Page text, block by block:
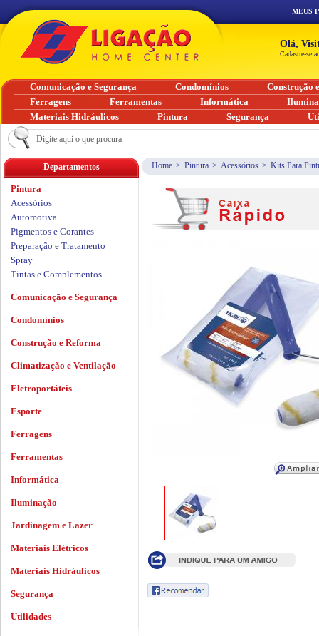
Home > Pintura > Acessórios > Kits Para
Departamentos
Pintura
Acessórios
Automotiva
Pigmentos e Corantes
Preparação e Tratamento
Spray
Tintas e Complementos
Comunicação e Segurança
Condomínios
Construção e Reforma
Climatização e Ventilação
Eletroportáteis
Esporte
Ferragens
Ferramentas
Informática
Iluminação
Jardinagem e Lazer
Materiais Elétricos
Materiais Hidráulicos
Segurança
Utilidades
MEUS
Olá,
Cadastre-se
Comunicação e Segurança Condomínios
Construção
Ferragens
Ferramentas Informática
Materiais Hidráulicos
Pintura Segurança